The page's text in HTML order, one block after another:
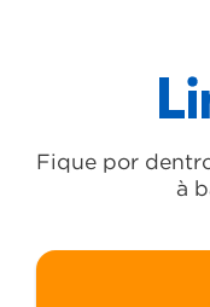
Fique por
à